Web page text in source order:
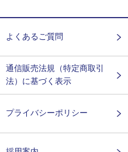
よくあるご質問
通信販売法規（特定商取引
法）に基づく表示
プライバシーポリシー